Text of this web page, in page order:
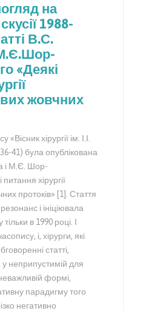
на
1988-
В.С.
«Деякі
жовчних
хірургії ім. І.І.
41) була опублікована
і М.Є. Шор-
хірургії
протоків» [1]. Стаття
і ініціювала
в 1990 році. І
і, хірурги, які
статті,
у неприпустимій для
формі,
парадигму того
негативно